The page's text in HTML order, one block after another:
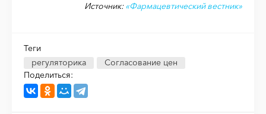
Источник:«Фармацевтический вестник»
Теги
регуляторика
Согласование цен
Поделиться: